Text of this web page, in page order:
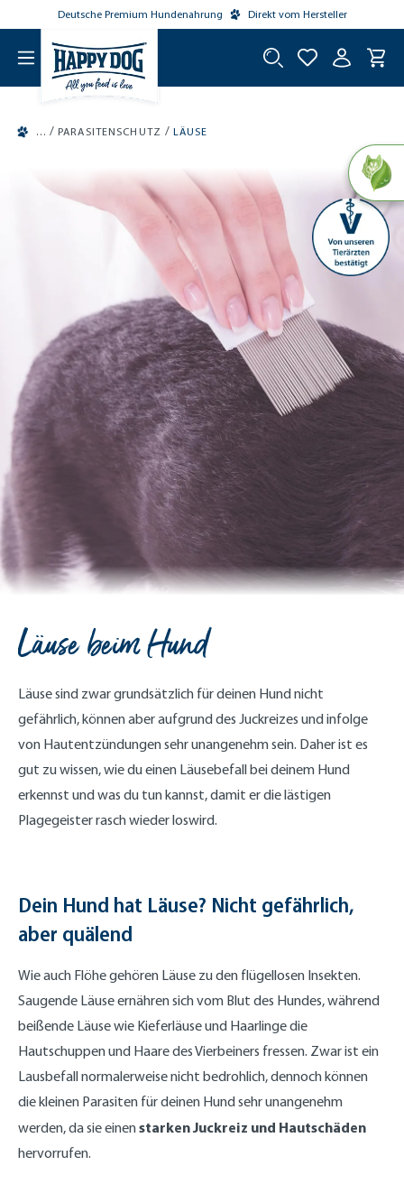
springen
Deutsche Premium Hundenahrung Direkt vom Hersteller
/ PARASITENSCHUTZ / LÄUSE
Läuse beim Hund
Läuse sind zwar grundsätzlich für deinen Hund nicht
gefährlich, können aber aufgrund des Juckreizes und infolge
von Hautentzündungen sehr unangenehm sein. Daher ist es
gut zu wissen, wie du einen Läusebefall bei deinem Hund
erkennst und was du tun kannst, damit er die lästigen
Plagegeister rasch wieder loswird.
Dein Hund hat Läuse? Nicht gefährlich,
aber quälend
Wie auch Flöhe gehören Läuse zu den flügellosen Insekten.
Saugende Läuse ernähren sich vom Blut des Hundes, während
beißende Läuse wie Kieferläuse und Haarlinge die
Hautschuppen und Haare des Vierbeiners fressen. Zwar ist ein
Lausbefall normalerweise nicht bedrohlich, dennoch können
die kleinen Parasiten für deinen Hund sehr unangenehm
werden, da sie einenstarken Juckreiz und Hautschäden
hervorrufen.